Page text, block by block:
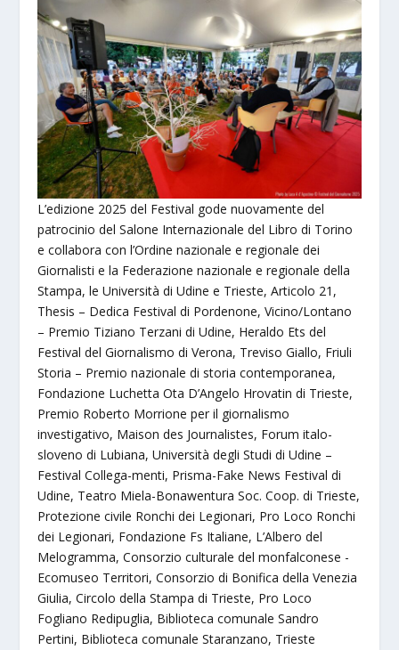
L’edizione 2025 del Festival gode nuovamente del
patrocinio del Salone Internazionale del Libro di Torino
e collabora con l’Ordine nazionale e regionale dei
Giornalisti e la Federazione nazionale e regionale della
Stampa, le Università di Udine e Trieste, Articolo 21,
Thesis – Dedica Festival di Pordenone, Vicino/Lontano
– Premio Tiziano Terzani di Udine, Heraldo Ets del
Festival del Giornalismo di Verona, Treviso Giallo, Friuli
Storia – Premio nazionale di storia contemporanea,
Fondazione Luchetta Ota D’Angelo Hrovatin di Trieste,
Premio Roberto Morrione per il giornalismo
investigativo, Maison des Journalistes, Forum italo-
sloveno di Lubiana, Università degli Studi di Udine –
Festival Collega-menti, Prisma-Fake News Festival di
Udine, Teatro Miela-Bonawentura Soc. Coop. di Trieste,
Protezione civile Ronchi dei Legionari, Pro Loco Ronchi
dei Legionari, Fondazione Fs Italiane, L’Albero del
Melogramma, Consorzio culturale del monfalconese -
Ecomuseo Territori, Consorzio di Bonifica della Venezia
Giulia, Circolo della Stampa di Trieste, Pro Loco
Fogliano Redipuglia, Biblioteca comunale Sandro
Pertini, Biblioteca comunale Staranzano, Trieste